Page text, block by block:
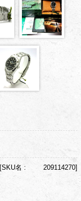
[SKU名 : 209114270]